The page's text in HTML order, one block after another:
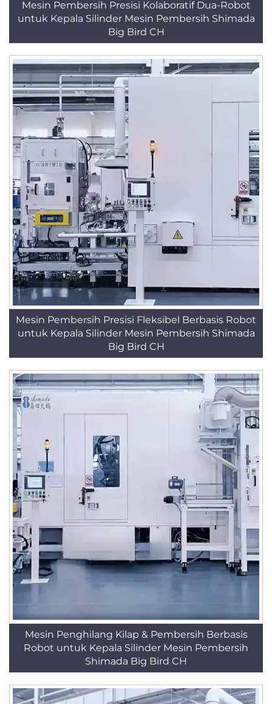
Mesin Pembersih Presisi Kolaboratif Dua-Robot
untuk Kepala Silinder Mesin Pembersih Shimada
Big Bird CH
Mesin Pembersih Presisi Fleksibel Berbasis Robot
untuk Kepala Silinder Mesin Pembersih Shimada
Big Bird CH
Mesin Penghilang Kilap & Pembersih Berbasis
Robot untuk Kepala Silinder Mesin Pembersih
Shimada Big Bird CH